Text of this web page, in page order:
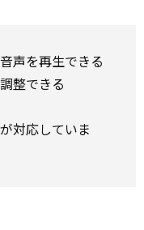
声を再生できる
整できる
対応していま